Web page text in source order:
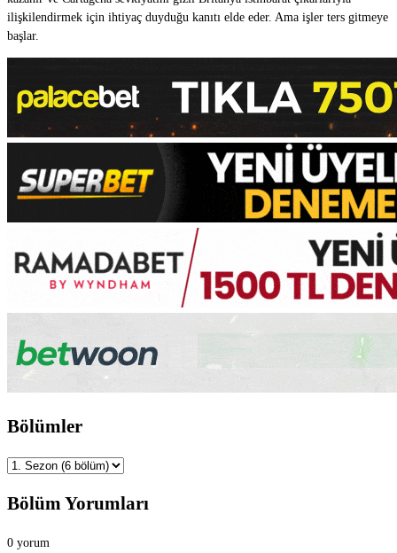
ilişkilendirmek için ihtiyaç duyduğu kanıtı elde eder. Ama işler ters gitmeye
başlar.
Bölümler
Bölüm Yorumları
0 yorum